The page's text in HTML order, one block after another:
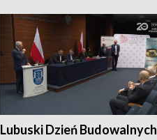
Lubuski Dzień Budowalnych